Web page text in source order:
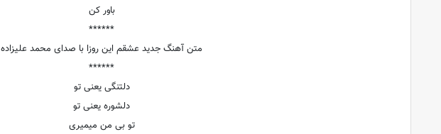
باور کن
******
متن آهنگ جدید عشقم این روزا با صدای محمد علیزاده
******
دلتنگی یعنی تو
دلشوره یعنی تو
تو بی من میمیری